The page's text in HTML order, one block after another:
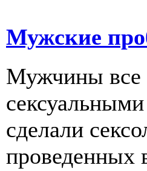
Мужские
Мужчины все
сделали
проведенных